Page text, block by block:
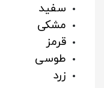
سفید
مشکی
قرمز
طوسی
زرد